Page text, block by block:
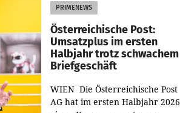
PRIMENEWS
Österreichische Post:
Umsatzplus im ersten
Halbjahr trotz schwachem
Briefgeschäft
WIEN Die Österreichische Post
AG hat im ersten Halbjahr 2026